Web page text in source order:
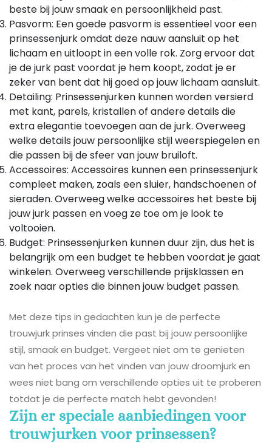
beste bij jouw smaak en persoonlijkheid past.
Pasvorm: Een goede pasvorm is essentieel voor een
prinsessenjurk omdat deze nauw aansluit op het
lichaam en uitloopt in een volle rok. Zorg ervoor dat
je de jurk past voordat je hem koopt, zodat je er
zeker van bent dat hij goed op jouw lichaam aansluit.
Detailing: Prinsessenjurken kunnen worden versierd
met kant, parels, kristallen of andere details die
extra elegantie toevoegen aan de jurk. Overweeg
welke details jouw persoonlijke stijl weerspiegelen en
die passen bij de sfeer van jouw bruiloft.
Accessoires: Accessoires kunnen een prinsessenjurk
compleet maken, zoals een sluier, handschoenen of
sieraden. Overweeg welke accessoires het beste bij
jouw jurk passen en voeg ze toe om je look te
voltooien.
Budget: Prinsessenjurken kunnen duur zijn, dus het is
belangrijk om een budget te hebben voordat je gaat
winkelen. Overweeg verschillende prijsklassen en
zoek naar opties die binnen jouw budget passen.
Met deze tips in gedachten kun je de perfecte
trouwjurk prinses vinden die past bij jouw persoonlijke
stijl, smaak en budget. Vergeet niet om te genieten
van het proces van het vinden van jouw droomjurk en
wees niet bang om verschillende opties uit te proberen
totdat je de perfecte match hebt gevonden!
Zijn er speciale aanbiedingen voor
trouwjurken voor prinsessen?